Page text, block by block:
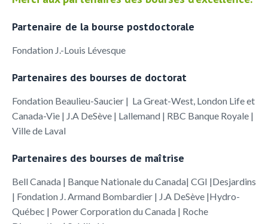
Partenaire de la bourse postdoctorale
Fondation J.-Louis Lévesque
Partenaires des bourses de doctorat
Fondation Beaulieu-Saucier | La Great-West, London Life et
Canada-Vie | J.A DeSève | Lallemand | RBC Banque Royale |
Ville de Laval
Partenaires des bourses de maîtrise
Bell Canada | Banque Nationale du Canada| CGI |Desjardins
| Fondation J. Armand Bombardier | J.A DeSève |Hydro-
Québec | Power Corporation du Canada | Roche